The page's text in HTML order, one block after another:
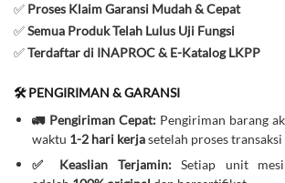
✅ Proses Klaim Garansi Mudah & Cepat
✅Semua Produk Telah Lulus Uji Fungsi
✅Terdaftar di INAPROC & E-Katalog LKPP
🛠️ PENGIRIMAN & GARANSI
🚛 Pengiriman Cepat:Pengiriman barang
waktu 1-2 hari kerjasetelah proses transaksi
✅ Keaslian Terjamin:Setiap unit